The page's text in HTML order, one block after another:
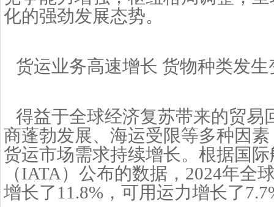
化的强劲发展态势。
货运业务高速增长 货物种类发生
得益于全球经济复苏带来的贸易
商蓬勃发展、海运受限等多种因素
货运市场需求持续增长。根据国
（IATA）公布的数据，2024年全
增长了11.8%，可用运力增长了